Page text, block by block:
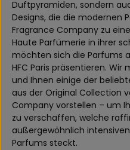
Duftpyramiden, sondern
Designs, die die modernen
Fragrance Company zu
Haute Parfümerie in ihrer
möchten sich die Parfums
HFC Paris präsentieren.
und Ihnen einige der
aus der Original Collection
Company vorstellen – um
zu verschaffen, welche
außergewöhnlich
Parfums steckt.